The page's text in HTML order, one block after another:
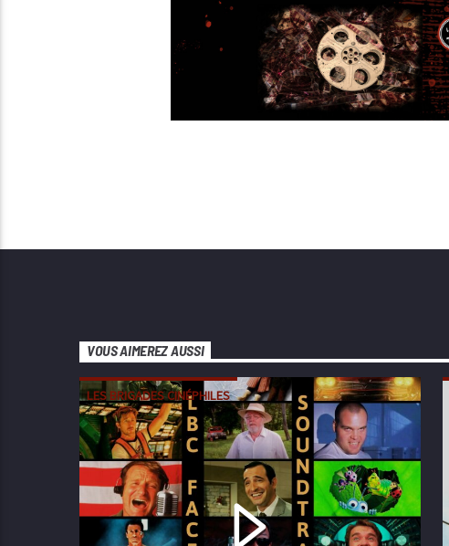
VOUS AIMEREZ AUSSI
LES BRIGADES CINÉPHILES